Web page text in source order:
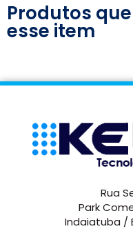
Produtos
esse item
Rua
Park
Indaiatuba /